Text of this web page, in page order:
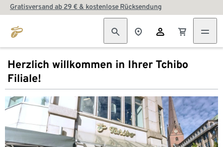
Gratisversand ab 29 € & kostenlose Rücksendung
Herzlich willkommen in Ihrer Tchibo
Filiale!